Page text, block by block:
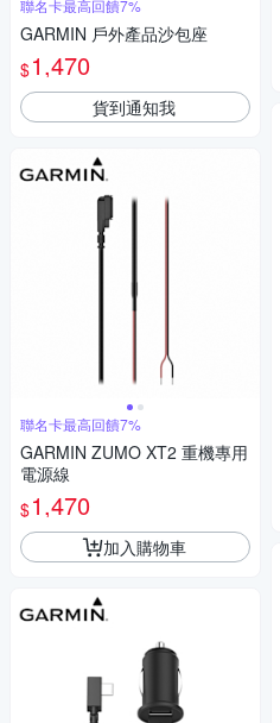
聯名卡最高回饋7%
GARMIN 戶外產品沙包座
$1,470
貨到通知我
聯名卡最高回饋7%
GARMIN ZUMO XT2 重機專用
電源線
$1,470
加入購物車